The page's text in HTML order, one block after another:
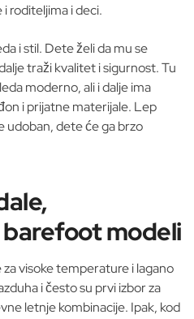
roditeljima i deci.
i stil. Dete želi da mu se
traži kvalitet i sigurnost. Tu
moderno, ali i dalje ima
i prijatne materijale. Lep
udoban, dete će ga brzo
modeli
visoke temperature i lagano
i često su prvi izbor za
letnje kombinacije. Ipak, kod